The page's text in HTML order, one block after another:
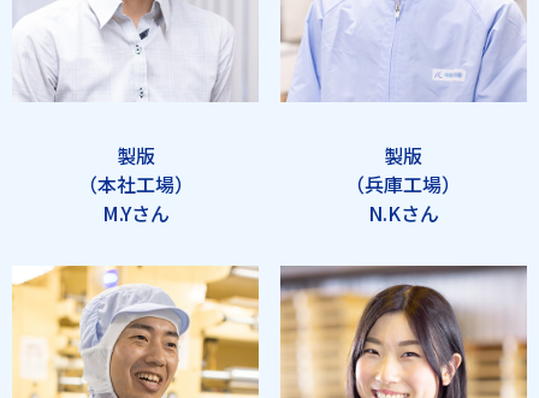
製版
（本社工場）
M.Yさん
製版
（兵庫工場）
N.Kさん